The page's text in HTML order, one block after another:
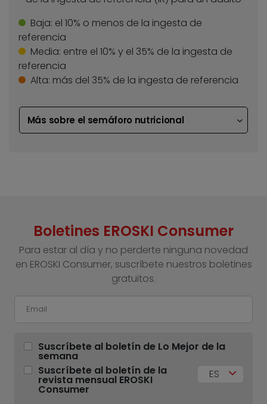
Baja: el 10% o menos de la ingesta de
referencia
Media: entre el 10% y el 35% de la ingesta de
referencia
Alta: más del 35% de la ingesta de referencia
Más sobre el semáforo nutricional
Boletines EROSKI Consumer
Para estar al día y no perderte ninguna novedad
en EROSKI Consumer, suscríbete nuestros boletines
gratuitos.
Suscríbete al boletín de Lo Mejor de la
semana
Suscríbete al boletín de la
revista mensual EROSKI
Consumer
ES